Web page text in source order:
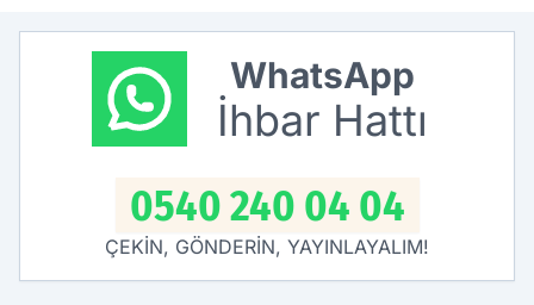
WhatsApp
İhbar Hattı
0540 240 04 04
ÇEKİN, GÖNDERİN, YAYINLAYALIM!